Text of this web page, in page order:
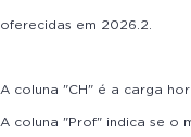
oferecidas em 2026.2.
A coluna "CH" é a carga
A coluna "Prof" indica se o